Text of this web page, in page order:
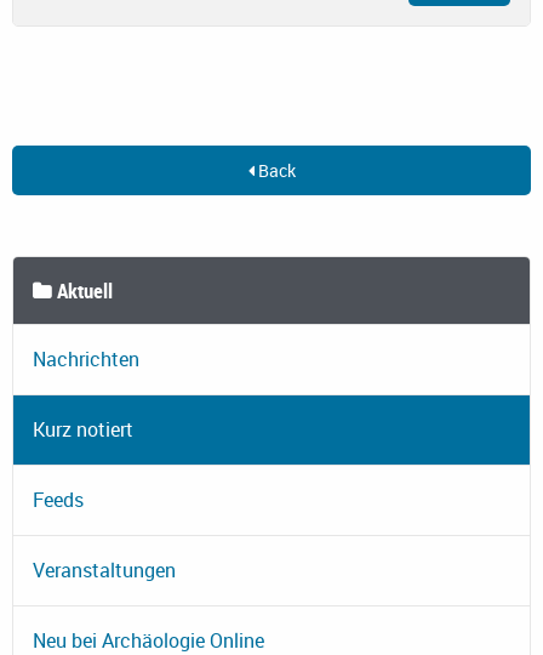
Back
Aktuell
Nachrichten
Kurz notiert
Feeds
Veranstaltungen
Neu bei Archäologie Online